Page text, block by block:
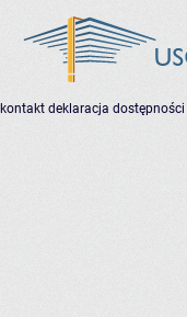
kontakt deklaracja dostępności